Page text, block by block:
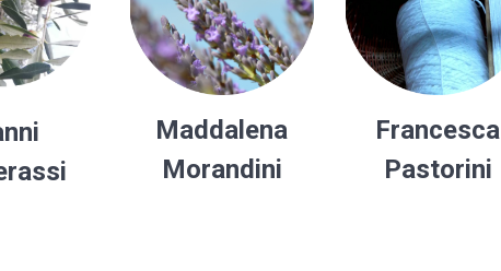
Maddalena
Morandini
Francesca
Pastorini